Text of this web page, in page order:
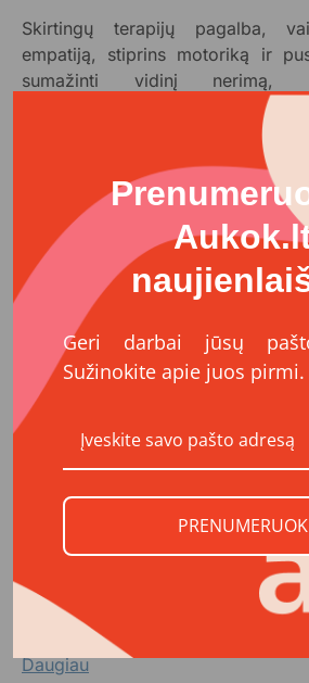
Skirtingų terapijų pagalba,
empatiją, stiprins motoriką ir
sumažinti vidinį nerimą,
koncentraciją. Taip pat
lavinti socialinius įgūdžius, gebėti
vidinį pasaulį, kurti harmoningą
juslės skatins gilesnį aplinkos
pažinimą. Po užsiėmimų, šiems
kurti ryšius su aplinka, jaustis
visuomenėje.
Padėkite vaikams pažinti
išlaisvinti kūrybiškumą!
Organizatoriai
labdaros ir paramos
„Čiauškutis“
Vilniaus specialusis darželis –
veikia kaip bendruomenė, kurioje
klausos, intelekto, raidos bei
sutrikimais bei jų tėveliai ir visi
dirbantys pedagogai, medikai ir
Daugiau
Geri darbai jūsų
Sužinokite apie juos pirmi.
PRENUMERUOK